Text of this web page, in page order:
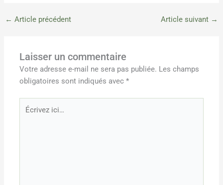
← Article précédent Article suivant →
Laisser un commentaire
Votre adresse e-mail ne sera pas publiée. Les champs
obligatoires sont indiqués avec*
Écrivez